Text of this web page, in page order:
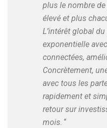
plus le nombre
élevé et plus
L’intérêt global
exponentielle
connectées,
Concrètement,
avec tous les
rapidement et
retour sur
mois. “